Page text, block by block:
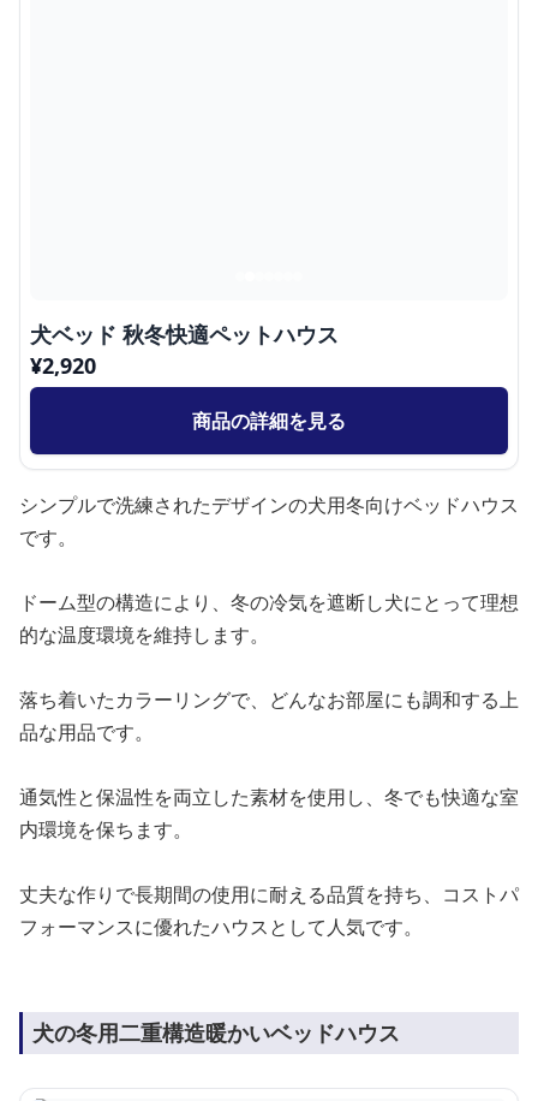
犬ベッド 秋冬快適ペットハウス
¥2,920
商品の詳細を見る
シンプルで洗練されたデザインの犬用冬向けベッドハウス
です。
ドーム型の構造により、冬の冷気を遮断し犬にとって理想
的な温度環境を維持します。
落ち着いたカラーリングで、どんなお部屋にも調和する上
品な用品です。
通気性と保温性を両立した素材を使用し、冬でも快適な室
内環境を保ちます。
丈夫な作りで長期間の使用に耐える品質を持ち、コストパ
フォーマンスに優れたハウスとして人気です。
犬の冬用二重構造暖かいベッドハウス